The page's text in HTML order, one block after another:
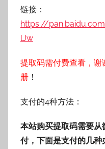
链接：
https://
lJw
提取码需付费查看，
册 ！
支付的4种方法：
本站购买提取码需要
付，下面是支付的几种